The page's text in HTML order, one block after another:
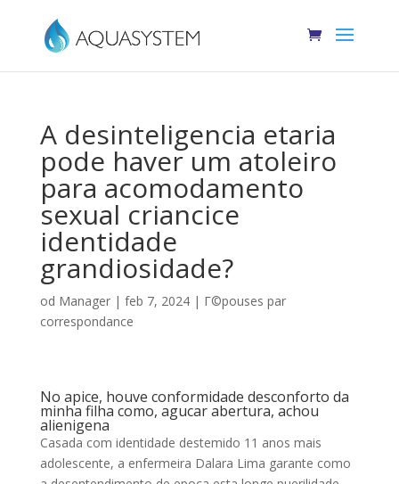
A desinteligencia etaria
pode haver um atoleiro
para acomodamento
sexual criancice
identidade
grandiosidade?
od Manager| feb 7, 2024| Г©pouses par
correspondance
No apice, houve conformidade desconforto da
minha filha como, agucar abertura, achou
alienigena
Casada com identidade destemido 11 anos mais
adolescente, a enfermeira Dalara Lima garante como